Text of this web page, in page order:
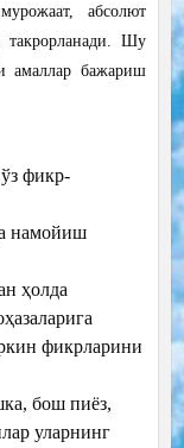
абсолют
такрорланади. Шу
амаллар бажариш
фикр-
намойиш
ҳолда
фикрларини
бош пиёз,
уларнинг